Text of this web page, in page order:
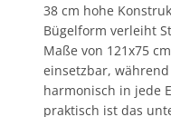
38 cm hohe
Bügelform verleiht
Maße von 121x75
einsetzbar,
harmonisch in jede
praktisch ist das